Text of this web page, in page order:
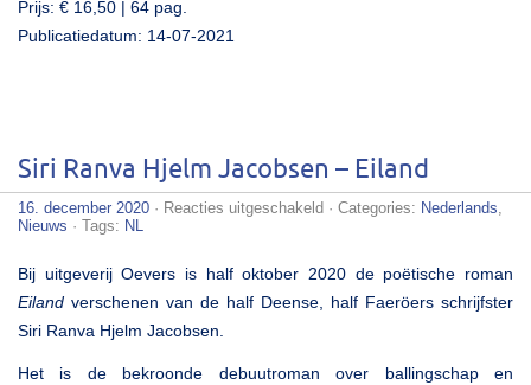
Prijs: € 16,50 | 64 pag.
Publicatiedatum: 14-07-2021
Siri Ranva Hjelm Jacobsen – Eiland
16. december 2020 · Reacties uitgeschakeldvoor
Jacobsen
Eiland
· Categories: Nederlands,
Nieuws · Tags: NL
Bij uitgeverij Oevers is half oktober 2020 de poëtische roman
Eiland verschenen van de half Deense, half Faeröers schrijfster
Siri Ranva Hjelm Jacobsen.
Het is de bekroonde debuutroman over ballingschap en